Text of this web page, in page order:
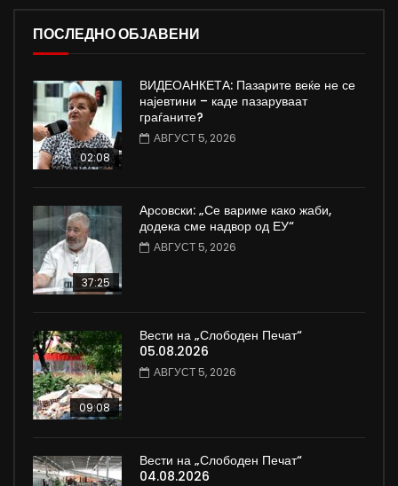
ПОСЛЕДНО ОБЈАВЕНИ
02:08
ВИДЕОАНКЕТА: Пазарите веќе не се
најевтини – каде пазаруваат
граѓаните?
АВГУСТ 5, 2026
37:25
Арсовски: „Се вариме како жаби,
додека сме надвор од ЕУ“
АВГУСТ 5, 2026
09:08
Вести на „Слободен Печат“
05.08.2026
АВГУСТ 5, 2026
Вести на „Слободен Печат“
04.08.2026